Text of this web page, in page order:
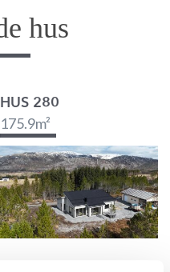
hus
HUS 280
175.9m²